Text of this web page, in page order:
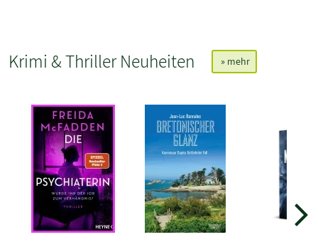
Krimi & Thriller Neuheiten » mehr